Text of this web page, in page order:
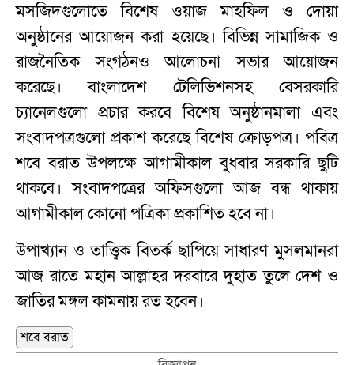
মসজিদগুলোতে বিশেষ ওয়াজ মাহফিল ও দোয়া
অনুষ্ঠানের আয়োজন করা হয়েছে। বিভিন্ন সামাজিক ও
রাজনৈতিক সংগঠনও আলোচনা সভার আয়োজন
করেছে। বাংলাদেশ টেলিভিশনসহ বেসরকারি
চ্যানেলগুলো প্রচার করবে বিশেষ অনুষ্ঠানমালা এবং
সংবাদপত্রগুলো প্রকাশ করেছে বিশেষ ক্রোড়পত্র। পবিত্র
শবে বরাত উপলক্ষে আগামীকাল বুধবার সরকারি ছুটি
থাকবে। সংবাদপত্রের অফিসগুলো আজ বন্ধ থাকায়
আগামীকাল কোনো পত্রিকা প্রকাশিত হবে না।
উপাখ্যান ও তাত্ত্বিক বিতর্ক ছাপিয়ে সাধারণ মুসলমানরা
আজ রাতে মহান আল্লাহর দরবারে দুহাত তুলে দেশ ও
জাতির মঙ্গল কামনায় রত হবেন।
শবে বরাত